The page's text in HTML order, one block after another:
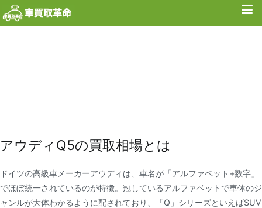
アウディQ5の買取相場とは
ドイツの高級車メーカーアウディは、車名が「アルファベット+数字」
でほぼ統一されているのが特徴。冠しているアルファベットで車体のジ
ャンルが大体わかるように配されており、「Q」シリーズといえばSUV